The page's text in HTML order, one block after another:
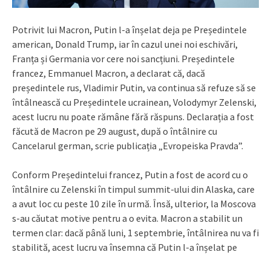
Potrivit lui Macron, Putin l-a înșelat deja pe Președintele
american, Donald Trump, iar în cazul unei noi eschivări,
Franța și Germania vor cere noi sancțiuni. Președintele
francez, Emmanuel Macron, a declarat că, dacă
președintele rus, Vladimir Putin, va continua să refuze să se
întâlnească cu Președintele ucrainean, Volodymyr Zelenski,
acest lucru nu poate rămâne fără răspuns. Declarația a fost
făcută de Macron pe 29 august, după o întâlnire cu
Cancelarul german, scrie publicația „Evropeiska Pravda”.
Conform Președintelui francez, Putin a fost de acord cu o
întâlnire cu Zelenski în timpul summit-ului din Alaska, care
a avut loc cu peste 10 zile în urmă. Însă, ulterior, la Moscova
s-au căutat motive pentru a o evita. Macron a stabilit un
termen clar: dacă până luni, 1 septembrie, întâlnirea nu va fi
stabilită, acest lucru va însemna că Putin l-a înșelat pe